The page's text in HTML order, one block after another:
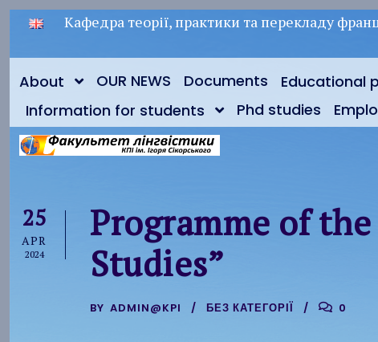
Кафедра теорії, практики та перекладу
About OUR NEWS Documents Educational
Information for students
Phd studies
25
APR
2024
Programme of
Studies”
BY ADMIN@KPI БЕЗ КАТЕГОРІЇ 0